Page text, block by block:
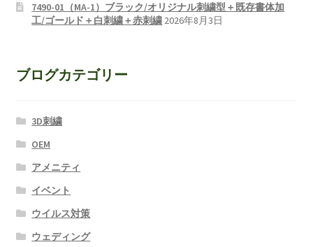
7490-01（MA-1）ブラック/オリジナル刺繍型＋既存書体加
工/ゴールド＋白刺繍＋赤刺繍 2026年8月3日
ブログカテゴリー
3D刺繍
OEM
アメニティ
イベント
ウイルス対策
ウェディング